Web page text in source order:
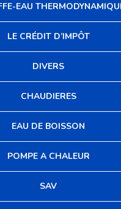
EAU
LE CRÉDIT D’IMPÔT
DIVERS
CHAUDIERES
EAU DE BOISSON
POMPE A CHALEUR
SAV